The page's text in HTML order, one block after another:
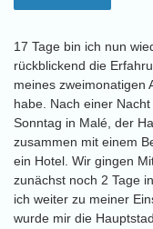
17 Tage bin ich nun
rückblickend die
meines zweimonatigen
habe. Nach einer
Sonntag in Malé, der
zusammen mit einem
ein Hotel. Wir gingen
zunächst noch 2 Tage
ich weiter zu meiner
wurde mir die